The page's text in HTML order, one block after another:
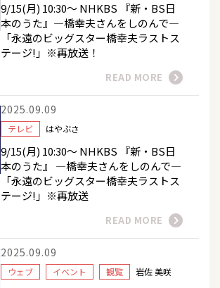
9/15(月) 10:30～ NHKBS 『新・BS日
本のうた』―橋幸夫さんをしのんで―
「永遠のビッグスター橋幸夫ラストス
テージ!」※再放送！
READ MORE
2025.09.09
テレビ はやぶさ
9/15(月) 10:30～ NHKBS 『新・BS日
本のうた』 ―橋幸夫さんをしのんで―
「永遠のビッグスター橋幸夫ラストス
テージ!」※再放送
READ MORE
2025.09.09
ウェブ イベント 観覧 岩佐 美咲